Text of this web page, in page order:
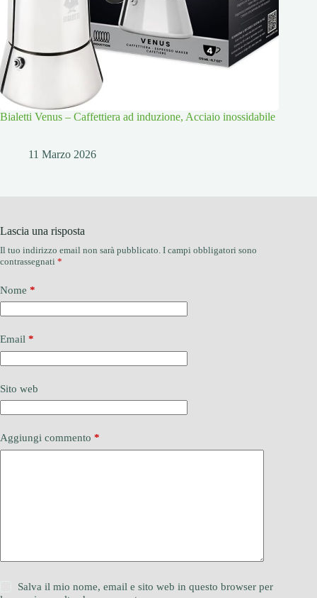
Bialetti Venus – Caffettiera ad induzione, Acciaio inossidabile
11 Marzo 2026
Lascia una risposta
Il tuo indirizzo email non sarà pubblicato. I campi obbligatori sono
contrassegnati *
Nome *
Email *
Sito web
Aggiungi commento *
Salva il mio nome, email e sito web in questo browser per